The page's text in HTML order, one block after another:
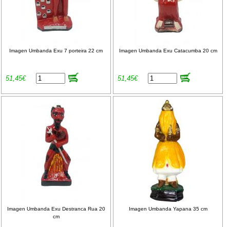
Imagen Umbanda Exu 7 porteira 22 cm
51,45€
Imagen Umbanda Exu Catacumba 20 cm
51,45€
Imagen Umbanda Exu Destranca Rua 20
cm
Imagen Umbanda Yapana 35 cm